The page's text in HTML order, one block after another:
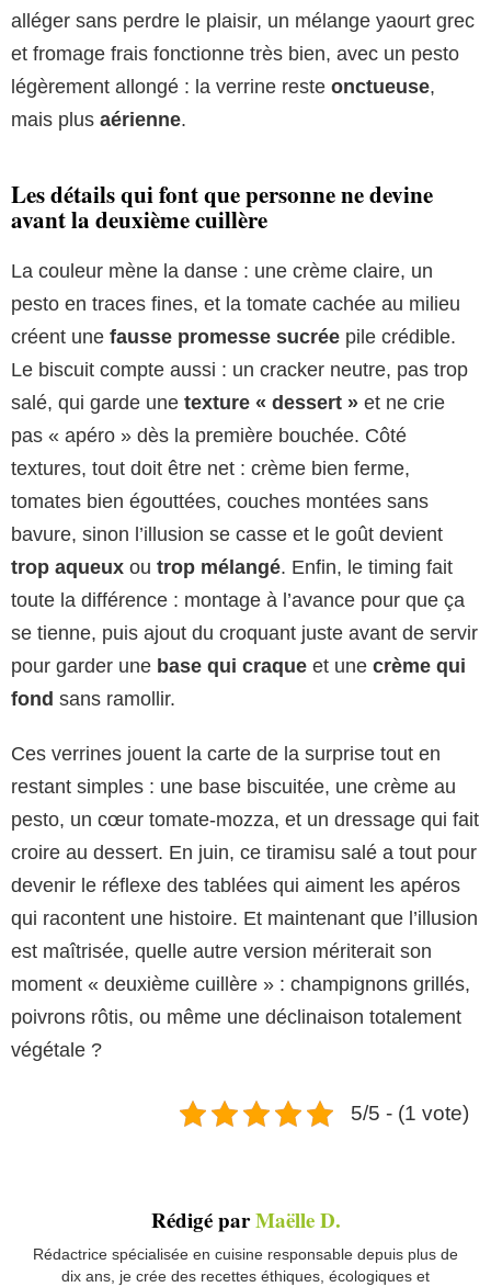
alléger sans perdre le plaisir, un mélange yaourt grec
et fromage frais fonctionne très bien, avec un pesto
légèrement allongé : la verrine reste onctueuse,
mais plus aérienne.
Les détails qui font que personne ne devine
avant la deuxième cuillère
La couleur mène la danse : une crème claire, un
pesto en traces fines, et la tomate cachée au milieu
créent une fausse promesse sucrée pile crédible.
Le biscuit compte aussi : un cracker neutre, pas trop
salé, qui garde une texture « dessert » et ne crie
pas « apéro » dès la première bouchée. Côté
textures, tout doit être net : crème bien ferme,
tomates bien égouttées, couches montées sans
bavure, sinon l’illusion se casse et le goût devient
trop aqueux ou trop mélangé. Enfin, le timing fait
toute la différence : montage à l’avance pour que ça
se tienne, puis ajout du croquant juste avant de servir
pour garder une base qui craque et une crème qui
fond sans ramollir.
Ces verrines jouent la carte de la surprise tout en
restant simples : une base biscuitée, une crème au
pesto, un cœur tomate-mozza, et un dressage qui fait
croire au dessert. En juin, ce tiramisu salé a tout pour
devenir le réflexe des tablées qui aiment les apéros
qui racontent une histoire. Et maintenant que l’illusion
est maîtrisée, quelle autre version mériterait son
moment « deuxième cuillère » : champignons grillés,
poivrons rôtis, ou même une déclinaison totalement
végétale ?
5/5 - (1 vote)
Rédigé parMaëlle D.
Rédactrice spécialisée en cuisine responsable depuis plus de
dix ans, je crée des recettes éthiques, écologiques et